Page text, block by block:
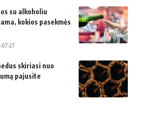
su alkoholiu
kokios pasekmės
27
skiriasi nuo
pajusite